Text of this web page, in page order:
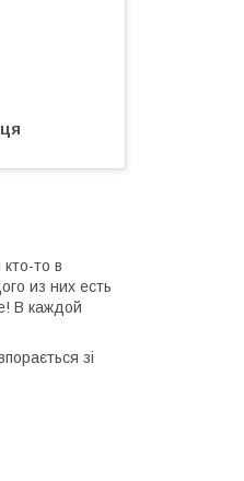
то в
из них есть
В каждой
зі